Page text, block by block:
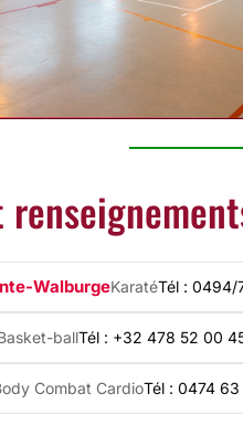
WalburgeKaratéTél : 0494/
ballTél : +32 478 52 00
Combat CardioTél : 0474 63